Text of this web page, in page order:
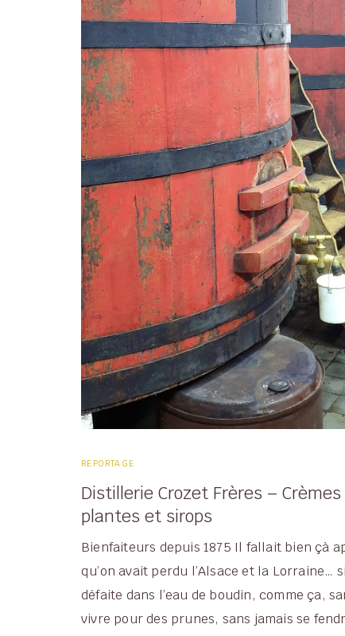
REPORTAGE
Distillerie Crozet Frères –
plantes et sirops
Bienfaiteurs depuis 1875 Il fallait bien çà
qu’on avait perdu l’Alsace et la Lorraine…
défaite dans l’eau de boudin, comme ça,
vivre pour des prunes, sans jamais se